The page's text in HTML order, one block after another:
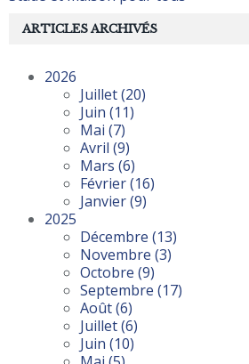
ARTICLES ARCHIVÉS
2026
Juillet(20)
Juin (11)
Mai (7)
Avril (9)
Mars (6)
Février(16)
Janvier(9)
2025
Décembre (13)
Novembre (3)
Octobre (9)
Septembre (17)
Août(6)
Juillet(6)
Juin (10)